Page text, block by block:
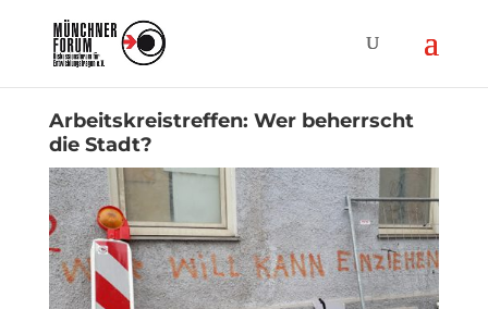
Arbeitskreistreffen: Wer beherrscht
die Stadt?